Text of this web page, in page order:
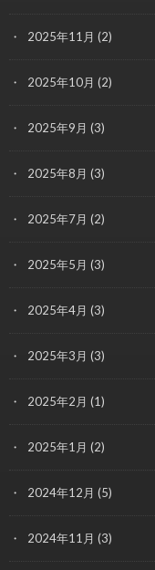
2025年11月 (2)
2025年10月 (2)
2025年9月 (3)
2025年8月 (3)
2025年7月 (2)
2025年5月 (3)
2025年4月 (3)
2025年3月 (3)
2025年2月 (1)
2025年1月 (2)
2024年12月 (5)
2024年11月 (3)